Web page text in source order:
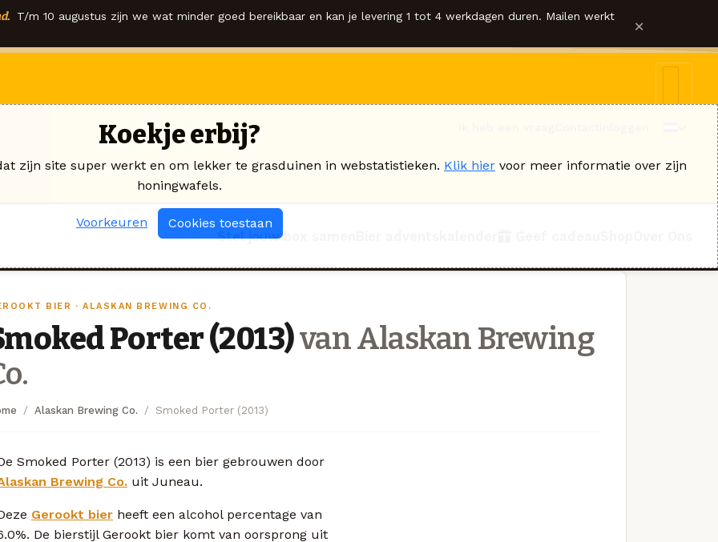
T/m 10 augustus zijn we wat minder goed bereikbaar en kan je levering 1 tot 4 werkdagen duren. Mailen werkt ×
Stel jouw box samen
BIER · ALASKAN BREWING CO.
Porter (2013)van Alaskan Brewing
Alaskan Brewing Co. Smoked Porter (2013)
Smoked Porter (2013) is een bier gebrouwen door
Brewing Co. uit Juneau.
Gerookt bier heeft een alcohol percentage van
De bierstijl Gerookt bier komt van oorsprong uit
Koekje erbij?
zijn site super werkt en om lekker te grasduinen in webstatistieken. Klik hier voor meer informatie over zijn
honingwafels.
Voorkeuren Cookies toestaan